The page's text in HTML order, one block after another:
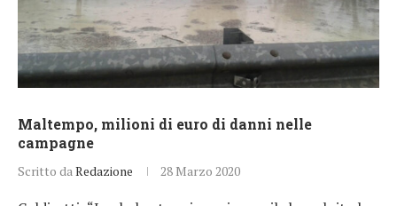
Maltempo, milioni di euro di danni nelle
campagne
Scritto da Redazione 28 Marzo 2020